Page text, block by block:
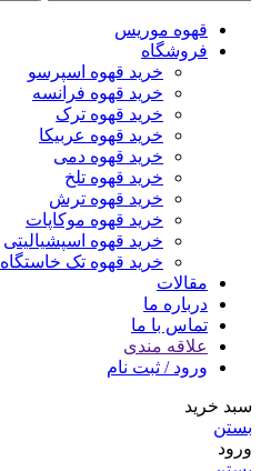
قهوه موریس
فروشگاه
خرید قهوه اسپرسو
خرید قهوه فرانسه
خرید قهوه ترک
خرید قهوه عربیکا
خرید قهوه دمی
خرید قهوه تلخ
خرید قهوه ترش
خرید قهوه موکاپات
خرید قهوه اسپشیالیتی
خرید قهوه تک خاستگاه
مقالات
درباره ما
تماس با ما
علاقه مندی
ورود / ثبت نام
سبد خرید
بستن
ورود